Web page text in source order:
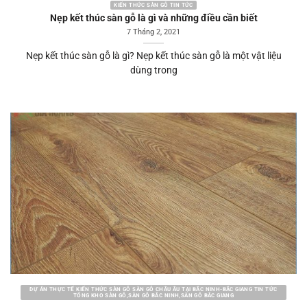
KIẾN THỨC SÀN GỖ TIN TỨC
Nẹp kết thúc sàn gỗ là gì và những điều cần biết
7 Tháng 2, 2021
Nẹp kết thúc sàn gỗ là gì? Nẹp kết thúc sàn gỗ là một vật liệu
dùng trong
DỰ ÁN THỰC TẾ KIẾN THỨC SÀN GỖ SÀN GỖ CHÂU ÂU TẠI BẮC NINH-BẮC GIANG TIN TỨC
TỔNG KHO SÀN GỖ,SÀN GỖ BẮC NINH,SÀN GỖ BẮC GIANG